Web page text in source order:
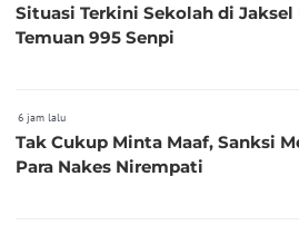
Situasi Terkini Sekolah di Jaksel
Temuan 995 Senpi
6 jam lalu
Tak Cukup Minta Maaf, Sanksi
Para Nakes Nirempati